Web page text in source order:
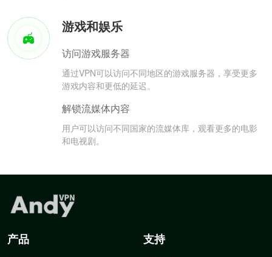
游戏和娱乐
访问游戏服务器
通过VPN可以访问不同地区的游戏服务器，享受更多
游戏内容和更低的延迟。
解锁流媒体内容
用户可以访问不同国家的流媒体库，观看更多的电影
和电视剧。
产品 支持